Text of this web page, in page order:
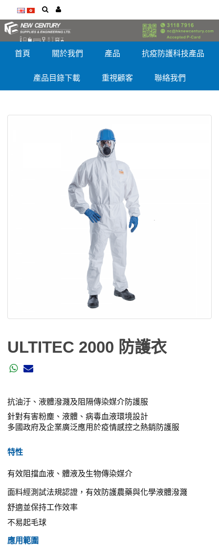
首頁 關於我們 產品 抗疫防護科技產品
產品目錄下載 重視顧客 聯絡我們
ULTITEC 2000 防護衣
抗油汙、液體潑濺及阻隔傳染媒介防護服
針對有害粉塵、液體、病毒血液環境設計
多國政府及企業廣泛應用於疫情感控之熱銷防護服
特性
有效阻擋血液、體液及生物傳染媒介
面料經測試法規認證，有效防護農藥與化學液體潑濺
舒適並保持工作效率
不易起毛球
應用範圍